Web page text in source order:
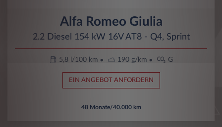
Alfa Romeo Giulia
2.2 Diesel 154 kW 16V AT8 - Q4, Sprint
5,8 l/100 km 190 g/km G
EIN ANGEBOT ANFORDERN
48 Monate/40.000 km